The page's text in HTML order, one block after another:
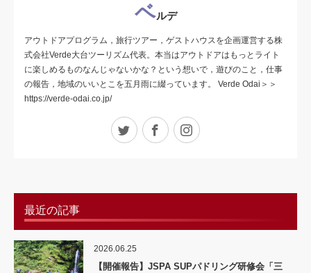
ベルデ
アウトドアプログラム，旅行ツアー，ゲストハウスを企画運営する株
式会社Verde大台ツーリズム代表。本当はアウトドアはもっとライト
に楽しめるものなんじゃないかな？という想いで，遊びのこと，仕事
の報告，地域のいいとこを五月雨に綴っています。 Verde Odai＞＞
https://verde-odai.co.jp/
Twitter Facebook
最近の記事
2026.06.25
【開催報告】JSPA SUPパドリング研修会「三